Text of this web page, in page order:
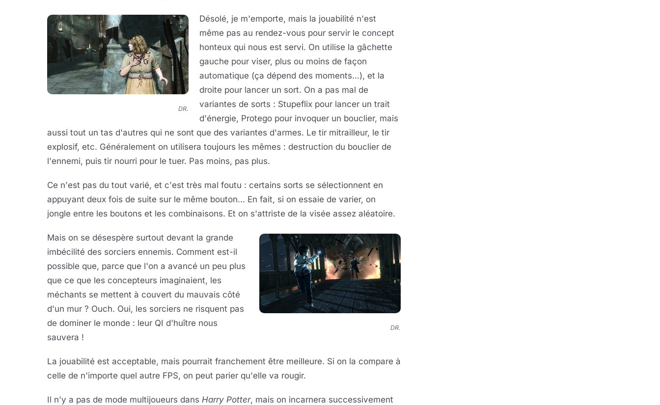
DR.
Désolé, je m'emporte, mais la jouabilité n'est
même pas au rendez-vous pour servir le concept
honteux qui nous est servi. On utilise la gâchette
gauche pour viser, plus ou moins de façon
automatique (ça dépend des moments...), et la
droite pour lancer un sort. On a pas mal de
variantes de sorts : Stupeflix pour lancer un trait
d'énergie, Protego pour invoquer un bouclier, mais
aussi tout un tas d'autres qui ne sont que des variantes d'armes. Le tir mitrailleur, le tir
explosif, etc. Généralement on utilisera toujours les mêmes : destruction du bouclier de
l'ennemi, puis tir nourri pour le tuer. Pas moins, pas plus.
Ce n'est pas du tout varié, et c'est très mal foutu : certains sorts se sélectionnent en
appuyant deux fois de suite sur le même bouton... En fait, si on essaie de varier, on
jongle entre les boutons et les combinaisons. Et on s'attriste de la visée assez aléatoire.
DR.
Mais on se désespère surtout devant la grande
imbécilité des sorciers ennemis. Comment est-il
possible que, parce que l'on a avancé un peu plus
que ce que les concepteurs imaginaient, les
méchants se mettent à couvert du mauvais côté
d'un mur ? Ouch. Oui, les sorciers ne risquent pas
de dominer le monde : leur QI d'huître nous
sauvera !
La jouabilité est acceptable, mais pourrait franchement être meilleure. Si on la compare à
celle de n'importe quel autre FPS, on peut parier qu'elle va rougir.
Il n'y a pas de mode multijoueurs dans Harry Potter, mais on incarnera successivement